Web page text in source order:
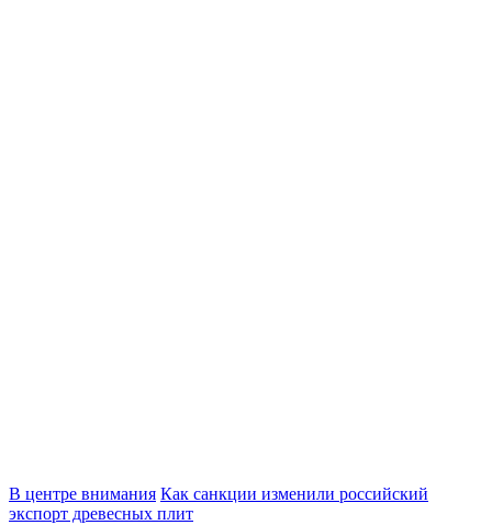
В центре внимания Как санкции изменили российский
экспорт древесных плит